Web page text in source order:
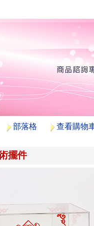
部落格 查看購物
擺件